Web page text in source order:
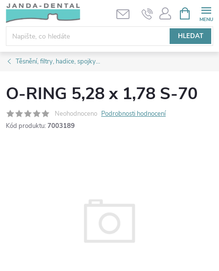
Přejít
obsah
HLEDAT
NÁKUPNÍ
KOŠÍK
Těsnění, filtry, hadice, spojky...
O-RING 5,28 x 1,78 S-70
Neohodnoceno Podrobnosti hodnocení
Kód produktu: 7003189